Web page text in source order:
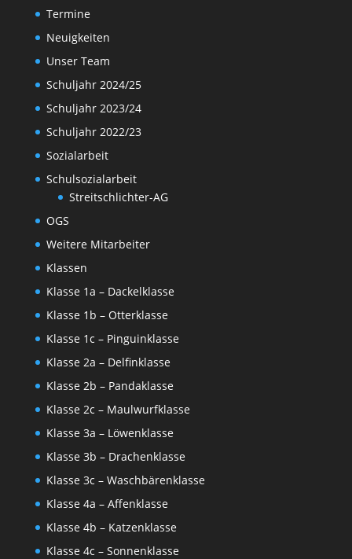
Termine
Neuigkeiten
Unser Team
Schuljahr 2024/25
Schuljahr 2023/24
Schuljahr 2022/23
Sozialarbeit
Schulsozialarbeit
Streitschlichter-AG
OGS
Weitere Mitarbeiter
Klassen
Klasse 1a – Dackelklasse
Klasse 1b – Otterklasse
Klasse 1c – Pinguinklasse
Klasse 2a – Delfinklasse
Klasse 2b – Pandaklasse
Klasse 2c – Maulwurfklasse
Klasse 3a – Löwenklasse
Klasse 3b – Drachenklasse
Klasse 3c – Waschbärenklasse
Klasse 4a – Affenklasse
Klasse 4b – Katzenklasse
Klasse 4c – Sonnenklasse